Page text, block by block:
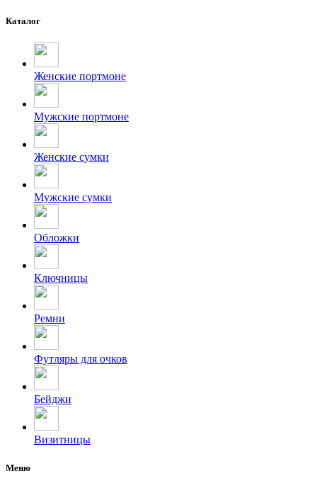
Каталог
Женские портмоне
Мужские портмоне
Женские сумки
Мужские сумки
Обложки
Ключницы
Ремни
Футляры для очков
Бейджи
Визитницы
Меню